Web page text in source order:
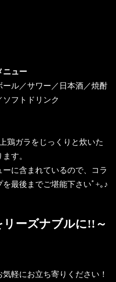
ュー
ル／サワー／日本酒／焼酎
ソフトドリンク
鶏ガラをじっくりと炊いた
す。
に含まれているので、コラ
最後までご堪能下さいﾟ+｡♪
リーズナブルに!!～
軽にお立ち寄りください！